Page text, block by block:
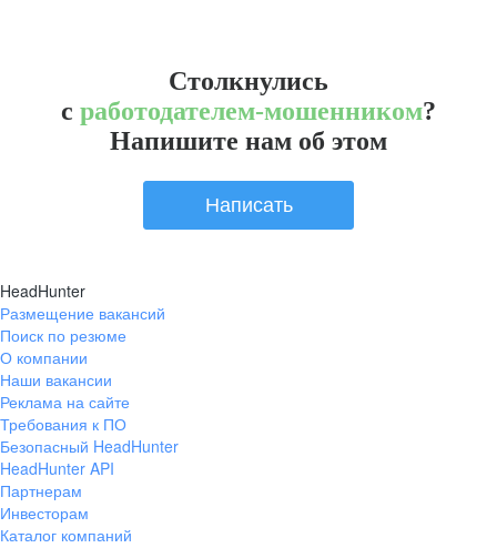
Столкнулись
с работодателем-мошенником?
Напишите нам об этом
Написать
HeadHunter
Размещение вакансий
Поиск по резюме
О компании
Наши вакансии
Реклама на сайте
Требования к ПО
Безопасный HeadHunter
HeadHunter API
Партнерам
Инвесторам
Каталог компаний